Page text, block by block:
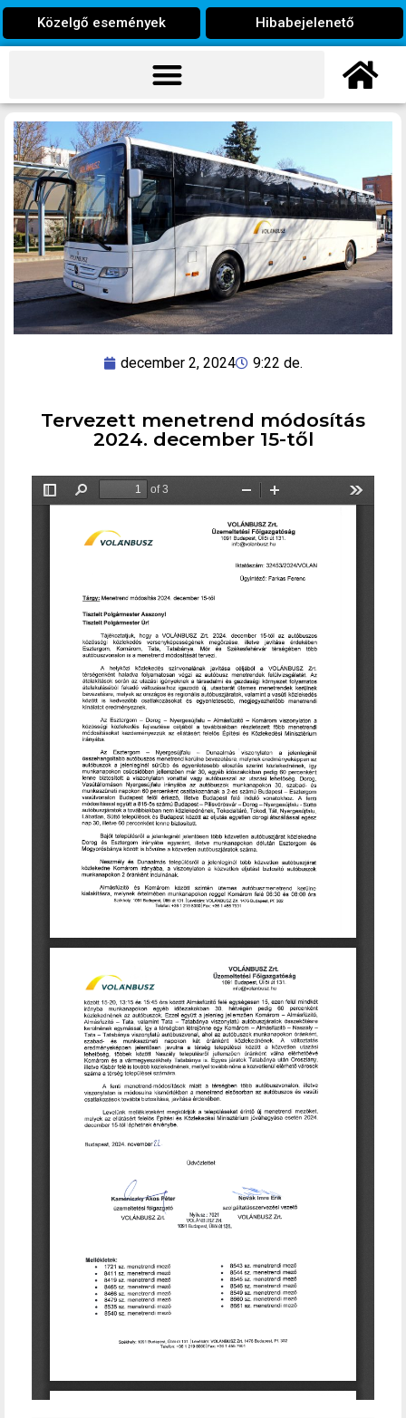
Közelgő események Hibabejelenető
december 2, 2024 9:22 de.
Tervezett menetrend módosítás
2024. december 15-től